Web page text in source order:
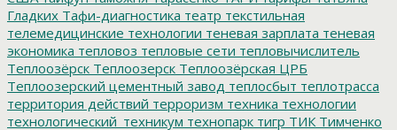
Гладких Тафи-диагностика театр текстильная
телемедицинские технологии теневая зарплата теневая
экономика тепловоз тепловые сети тепловычислитель
Теплоозёрск Теплоозерск Теплоозёрская ЦРБ
Теплоозерский цементный завод теплосбыт теплотрасса
территория действий терроризм техника технологии
технологический_техникум технопарк тигр ТИКТимченко